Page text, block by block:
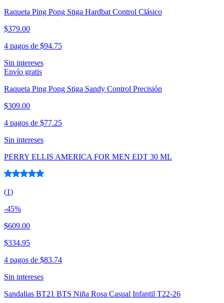
Raqueta Ping Pong Stiga Hardbat Control Clásico
$379.00
4 pagos de $94.75
Sin intereses
Envío gratis
Raqueta Ping Pong Stiga Sandy Control Precisión
$309.00
4 pagos de $77.25
Sin intereses
PERRY ELLIS AMERICA FOR MEN EDT 30 ML
(1)
-45%
$609.00
$334.95
4 pagos de $83.74
Sin intereses
Sandalias BT21 BTS Niña Rosa Casual Infantil T22-26